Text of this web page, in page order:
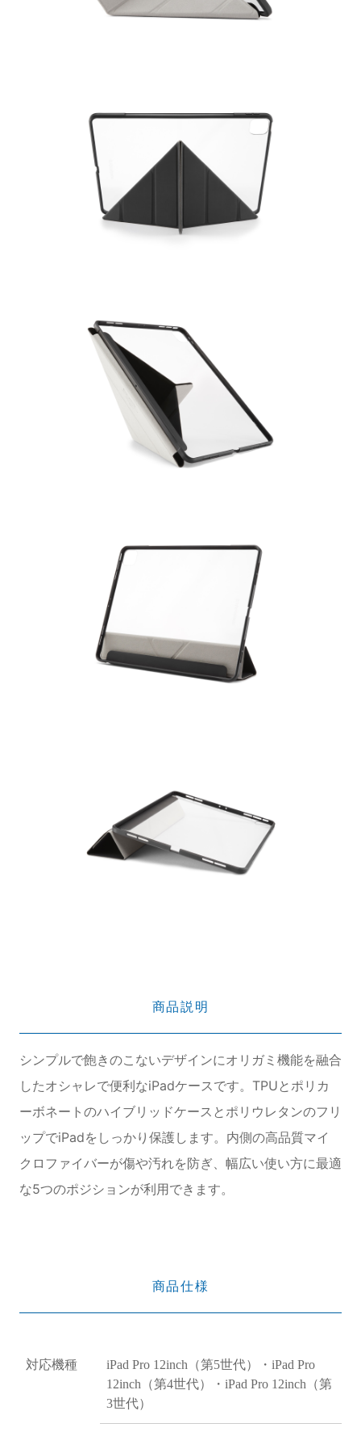
商品説明
シンプルで飽きのこないデザインにオリガミ機能を融合
したオシャレで便利なiPadケースです。TPUとポリカ
ーボネートのハイブリッドケースとポリウレタンのフリ
ップでiPadをしっかり保護します。内側の高品質マイ
クロファイバーが傷や汚れを防ぎ、幅広い使い方に最適
な5つのポジションが利用できます。
商品仕様
対応機種
iPad Pro 12inch（第5世代）・iPad Pro
12inch（第4世代）・iPad Pro 12inch（第
3世代）